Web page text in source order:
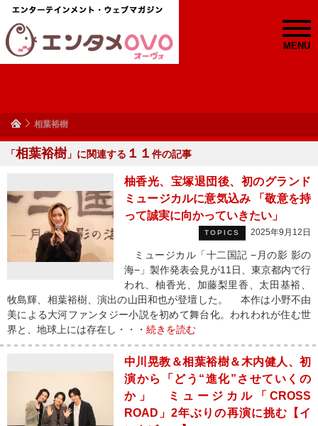
MENU
相葉裕樹
「相葉裕樹」に関連する １１ 件の記事
柚香光、宝塚退団後、初のグランド
ミュージカルに意気込み 「敬意を持
って誠実に向かっていきたい」
TOPICS 2025年9月12日
ミュージカル「十二国記 −月の影 影の
海−」製作発表会見が11日、東京都内で行
われ、柚香光、加藤梨里香、太田基裕、
牧島輝、相葉裕樹、演出の山田和也が登壇した。 本作は小野不由
美による大河ファンタジー小説を初めて舞台化。われわれが住む世
界と、地球上には存在し・・・ 続きを読む
中川晃教＆相葉裕樹＆木内健人、初
演から「どう“進化”させていくの
か」 ミュージカル「CROSS
ROAD」2年ぶりの再演に挑む【イ